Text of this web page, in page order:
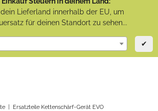
Lieferland innerhalb der EU, um
für deinen Standort zu sehen...
✔
Ersatzteile Kettenschärf-Gerät EVO